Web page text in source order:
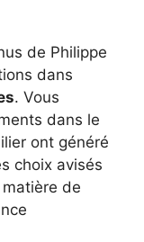
de Philippe
dans
. Vous
dans le
ont généré
choix avisés
de